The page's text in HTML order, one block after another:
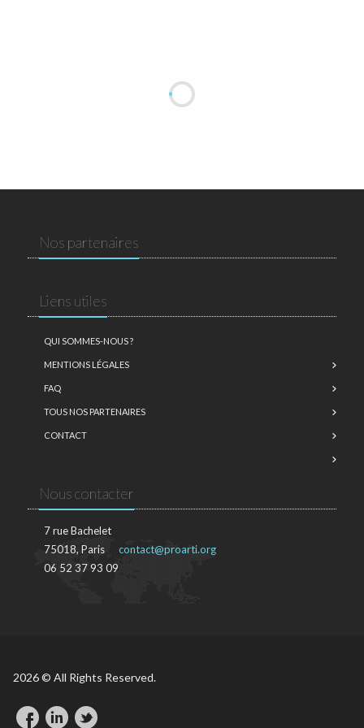
Nos partenaires
Liens utiles
QUI SOMMES-NOUS ?
MENTIONS LÉGALES
FAQ
TOUS NOS PARTENAIRES
CONTACT
Nous contacter
7 rue Bachelet
75018, Paris
06 52 37 93 09
contact@proarti.org
2026 © All Rights Reserved.